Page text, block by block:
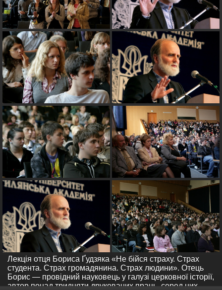
Лекція отця Бориса Ґудзяка «Не бійся страху. Страх
студента. Страх громадянина. Страх людини». Отець
Борис — провідний науковець у галузі церковної історії,
автор понад тридцяти друкованих праць, серед них